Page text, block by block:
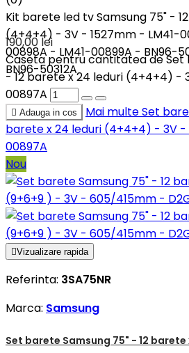
Kit barete led tv Samsung 75" -
(4+4+4) - 3V - 1527mm - LM41-
00898A - LM41-00899A - BN96-
BN96-50312A
190,00 lei
Caseta pentru cantitatea de Set
- 12 barete x 24 leduri (4+4+4) -
00897A
 Adauga in cos Mai multeSet
barete x 24 leduri (4+4+4) - 3V -
00897A
Nou
Vizualizare rapida
Referinta: 3SA75NR
Marca: Samsung
Set barete Samsung 75" - 12